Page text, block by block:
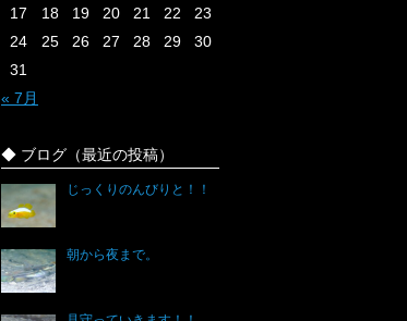
17
18 19 20 21 22
23
24
25 26 27 28 29
30
31
« 7月
◆ ブログ（最近の投稿）
じっくりのんびりと！！
朝から夜まで。